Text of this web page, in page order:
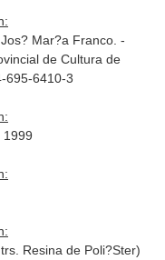
Mar?a Franco. -
de Cultura de
695-6410-3
1999
Resina de Poli?Ster)